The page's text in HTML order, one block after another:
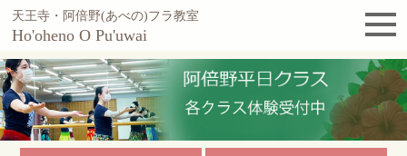
天王寺・阿倍野(あべの)フラ教室
Ho'oheno O Pu'uwai